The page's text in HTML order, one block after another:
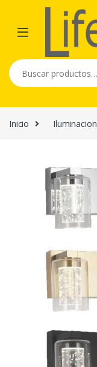
Skip to navigation
Skip to content
Buscar por:
Inicio Iluminacion